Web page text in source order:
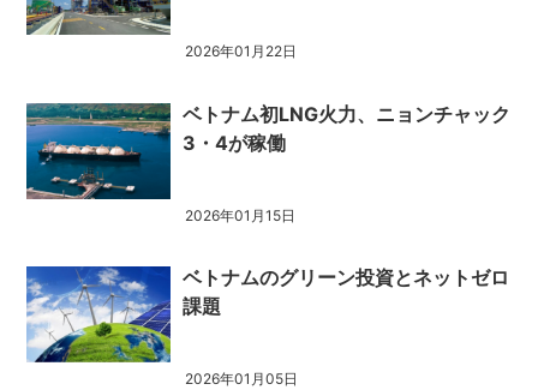
2026年01月22日
ベトナム初LNG火力、ニョンチャック
3・4が稼働
2026年01月15日
ベトナムのグリーン投資とネットゼロ
課題
2026年01月05日